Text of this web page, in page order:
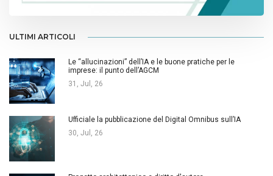
ULTIMI ARTICOLI
Le “allucinazioni” dell’IA e le buone pratiche per le
imprese: il punto dell’AGCM
31, Jul, 26
Ufficiale la pubblicazione del Digital Omnibus sull’IA
30, Jul, 26